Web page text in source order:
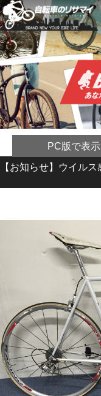
PC版で表示
【お知らせ】ウイル